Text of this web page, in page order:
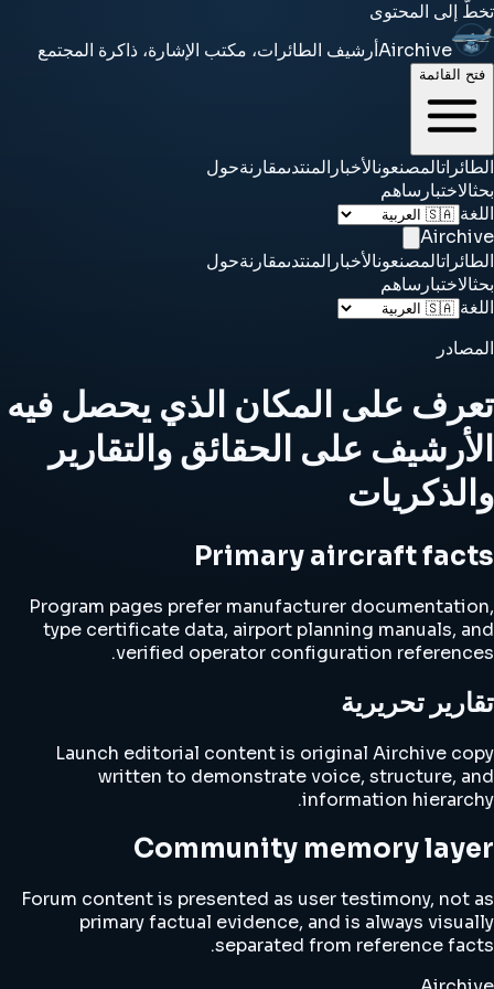
تخطَّ إلى المحتوى
Airchiveأرشيف الطائرات، مكتب الإشارة، ذاكرة المجتمع
فتح القائمة
الطائراتالمصنعونالأخبار المنتدىمقارنةحول
بحثالاختبار ساهم
اللغة
Airchive
الطائراتالمصنعونالأخبار المنتدىمقارنةحول
بحثالاختبار ساهم
اللغة
المصادر
تعرف على المكان الذي يحصل فيه
الأرشيف على الحقائق والتقارير
والذكريات
Primary aircraft facts
Program pages prefer manufacturer documentation,
type certificate data, airport planning manuals, and
verified operator configuration references.
تقارير تحريرية
Launch editorial content is original Airchive copy
written to demonstrate voice, structure, and
information hierarchy.
Community memory layer
Forum content is presented as user testimony, not as
primary factual evidence, and is always visually
separated from reference facts.